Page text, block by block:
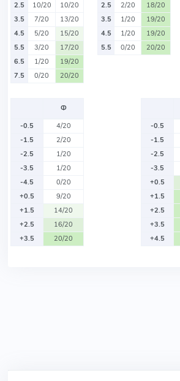
2.5
10/20
10/20
3.5
7/20
13/20
4.5
5/20
15/20
5.5
3/20
17/20
6.5
1/20
19/20
7.5
0/20 20/20
2.5
2/20
18/20
3.5
1/20
19/20
4.5
1/20
19/20
5.5
0/20 20/20
Ф
-0.5
4/20
-1.5
2/20
-2.5
1/20
-3.5
1/20
-4.5
0/20
+0.5
9/20
+1.5
14/20
+2.5
16/20
+3.5
20/20
-0.5
-1.5
-2.5
-3.5
+0.5
+1.5
+2.5
+3.5
+4.5